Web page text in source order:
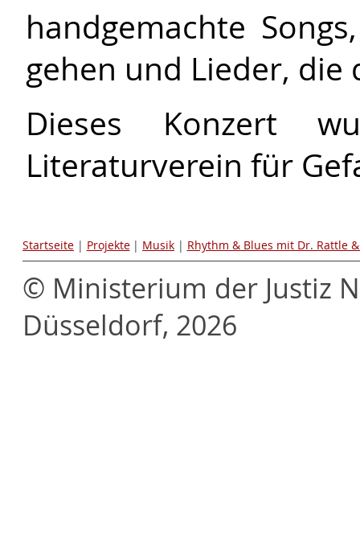
handgemachte
gehen und Lieder,
Dieses Konzert
Literaturverein für
Startseite | Projekte | Musik | Rhythm & Blues mit Dr. Rattle
© Ministerium der Justiz
Düsseldorf, 2026